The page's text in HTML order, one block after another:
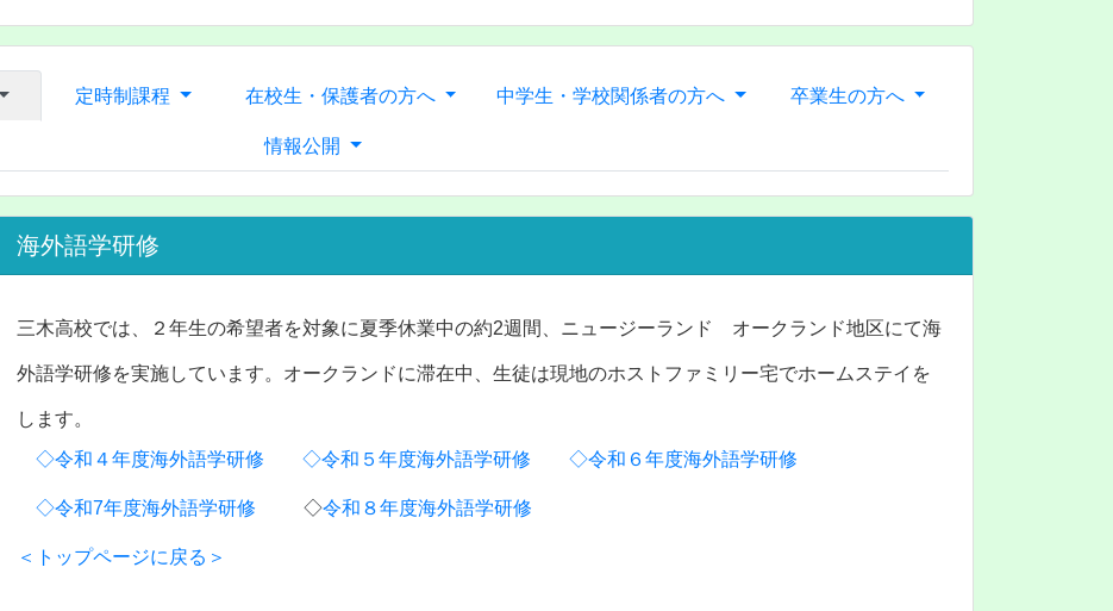
定時制課程 在校生・保護者の方へ 中学生・学校関係者の方へ 卒業生の方へ
情報公開
海外語学研修
三木高校では、２年生の希望者を対象に夏季休業中の約2週間、ニュージーランド オークランド地区にて海
外語学研修を実施しています。オークランドに滞在中、生徒は現地のホストファミリー宅でホームステイを
します。
◇令和４年度海外語学研修
◇令和５年度海外語学研修 ◇令和６年度海外語学研修
◇令和7年度海外語学研修 ◇令和８年度海外語学研修
＜トップページに戻る＞